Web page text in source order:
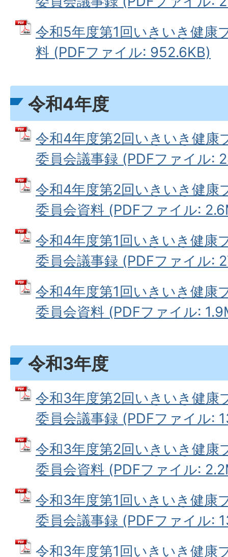
令和5年度第1回いきいき健康
料 (PDFファイル: 952.6KB)
令和4年度
令和4年度第2回いきいき健康
委員会議事録 (PDFファイル:
令和4年度第2回いきいき健康
委員会資料 (PDFファイル:
令和4年度第1回いきいき健康
委員会議事録 (PDFファイル:
令和4年度第1回いきいき健康
委員会資料 (PDFファイル:
令和3年度
令和3年度第2回いきいき健康
委員会議事録 (PDFファイル:
令和3年度第2回いきいき健康
委員会資料 (PDFファイル:
令和3年度第1回いきいき健康
委員会議事録 (PDFファイル:
令和3年度第1回いきいき健康